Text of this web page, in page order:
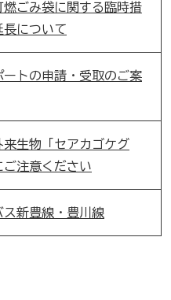
燃ごみ袋に関する臨時措
長について
ートの申請・受取のご案
来生物「セアカゴケグ
ご注意ください
ス新豊線・豊川線